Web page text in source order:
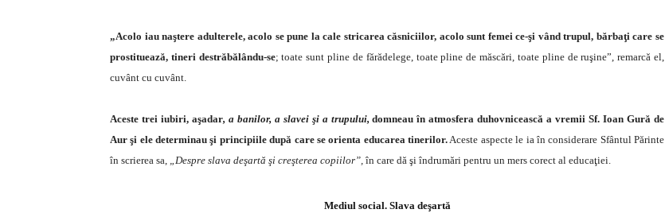
„Acolo iau naştere adulterele, acolo se pune la cale stricarea căsniciilor, acolo sunt femei ce-şi vând trupul, bărbaţi care se
prostituează, tineri destrăbălându-se; toate sunt pline de fărădelege, toate pline de măscări, toate pline de ruşine”, remarcă el,
cuvânt cu cuvânt.
Aceste trei iubiri, aşadar, a banilor, a slavei şi a trupului, domneau în atmosfera duhovnicească a vremii Sf. Ioan Gură de
Aur şi ele determinau şi principiile după care se orienta educarea tinerilor. Aceste aspecte le ia în considerare Sfântul Părinte
în scrierea sa,
„Despre slava deşartă şi creşterea copiilor”, în care dă şi îndrumări pentru un mers corect al educaţiei.
Mediul social. Slava deşartă